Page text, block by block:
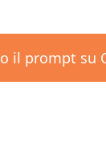
il prompt su